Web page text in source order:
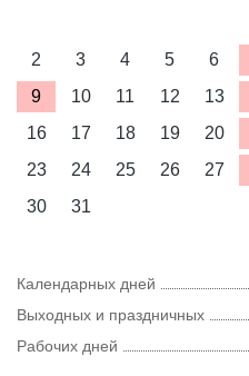
2
3 4 5 6
9
10 11 12 13
16
17 18 19 20
23
24 25 26 27
30
31
Календарных дней
Выходных и праздничных
Рабочих дней